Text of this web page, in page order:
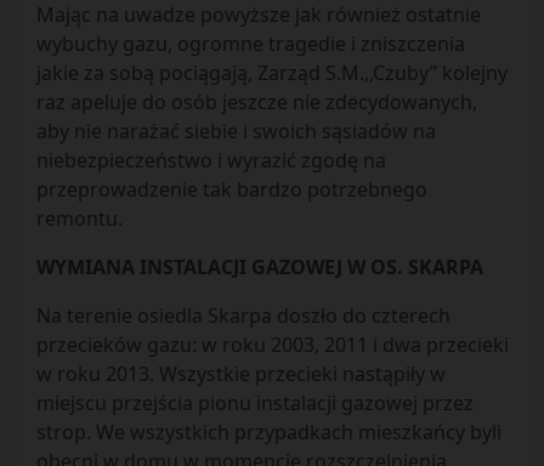
Mając na uwadze powyższe jak również ostatnie
wybuchy gazu, ogromne tragedie i zniszczenia
jakie za sobą pociągają, Zarząd S.M.,,Czuby” kolejny
raz apeluje do osób jeszcze nie zdecydowanych,
aby nie narażać siebie i swoich sąsiadów na
niebezpieczeństwo i wyrazić zgodę na
przeprowadzenie tak bardzo potrzebnego
remontu.
WYMIANA INSTALACJI GAZOWEJ W OS. SKARPA
Na terenie osiedla Skarpa doszło do czterech
przecieków gazu: w roku 2003, 2011 i dwa przecieki
w roku 2013. Wszystkie przecieki nastąpiły w
miejscu przejścia pionu instalacji gazowej przez
strop. We wszystkich przypadkach mieszkańcy byli